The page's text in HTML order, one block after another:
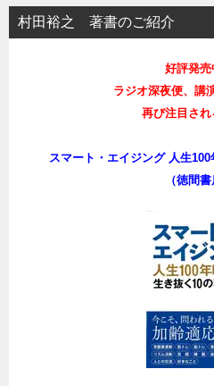
村田裕之 著書のご紹介
好評発売
ラジオ深夜便、講
再び注目さ
スマート・エイジング 人生
（徳間書